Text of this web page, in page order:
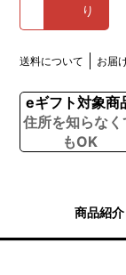
り
送料について お届
eギフト対象商
住所を知らなく
もOK
商品紹介